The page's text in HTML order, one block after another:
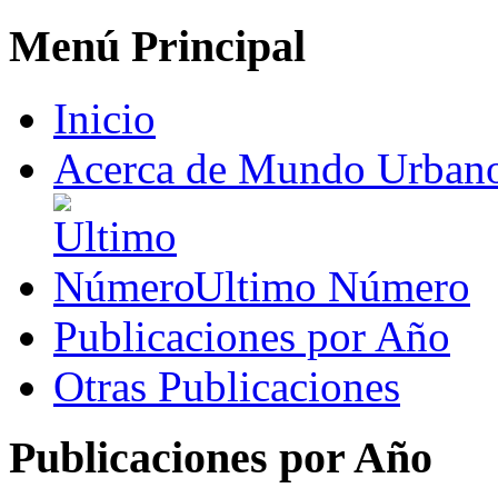
Menú Principal
Inicio
Acerca de Mundo
Ultimo Número
Publicaciones por Año
Otras Publicaciones
Publicaciones por Año